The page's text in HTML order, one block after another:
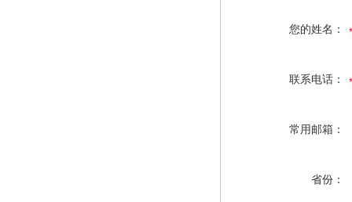
您的姓名：
联系电话：
常用邮箱：
省份：